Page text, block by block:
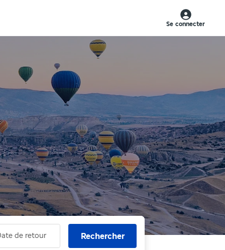
Se connecter
de retour Rechercher